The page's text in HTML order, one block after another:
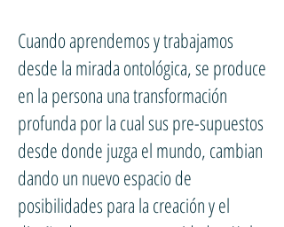
Cuando aprendemos y trabajamos
desde la mirada ontológica, se produce
en la persona una transformación
profunda por la cual sus pre-supuestos
desde donde juzga el mundo, cambian
dando un nuevo espacio de
posibilidades para la creación y el